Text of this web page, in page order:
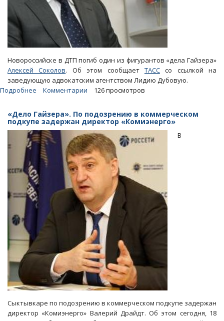
Новороссийске в ДТП погиб один из фигурантов «дела Гайзера»
Алексей Соколов. Об этом сообщает ТАССсо ссылкой на
заведующую адвокатским агентством Лидию Дубовую.
Подробнее
сообщили
о
гибели
второго
фигуранта
дела
экс-
главы
Коми
Вячеслава
Гайзера
Комментарии 126 просмотров
«Дело Гайзера». По подозрению в коммерческом
подкупе задержан директор «Комиэнерго»
В
Сыктывкаре по подозрению в коммерческом подкупе задержан
директор «Комиэнерго» Валерий Драйдт. Об этом сегодня, 18